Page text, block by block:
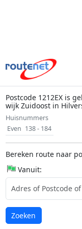
Postcode 1212EX is
wijk Zuidoost in
Huisnummers
Even 138 - 184
Bereken route naar
Vanuit:
Laden...
Zoeken